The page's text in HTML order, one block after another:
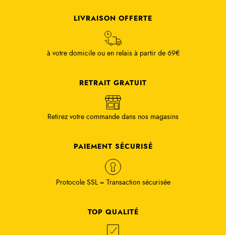
LIVRAISON OFFERTE
à votre domicile ou en relais à partir de 69€
RETRAIT GRATUIT
Retirez votre commande dans nos magasins
PAIEMENT SÉCURISÉ
Protocole SSL = Transaction sécurisée
TOP QUALITÉ